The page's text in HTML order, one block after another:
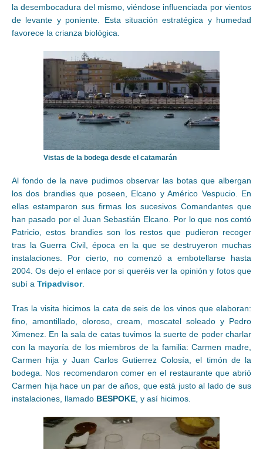
la desembocadura del mismo, viéndose influenciada por vientos
de levante y poniente. Esta situación estratégica y humedad
favorece la crianza biológica.
Vistas de la bodega desde el catamarán
Al fondo de la nave pudimos observar las botas que albergan
los dos brandies que poseen, Elcano y Américo Vespucio. En
ellas estamparon sus firmas los sucesivos Comandantes que
han pasado por el Juan Sebastián Elcano. Por lo que nos contó
Patricio, estos brandies son los restos que pudieron recoger
tras la Guerra Civil, época en la que se destruyeron muchas
instalaciones. Por cierto, no comenzó a embotellarse hasta
2004. Os dejo el enlace por si queréis ver la opinión y fotos que
subí a Tripadvisor.
Tras la visita hicimos la cata de seis de los vinos que elaboran:
fino, amontillado, oloroso, cream, moscatel soleado y Pedro
Ximenez. En la sala de catas tuvimos la suerte de poder charlar
con la mayoría de los miembros de la familia: Carmen madre,
Carmen hija y Juan Carlos Gutierrez Colosía, el timón de la
bodega. Nos recomendaron comer en el restaurante que abrió
Carmen hija hace un par de años, que está justo al lado de sus
instalaciones, llamado BESPOKE, y así hicimos.